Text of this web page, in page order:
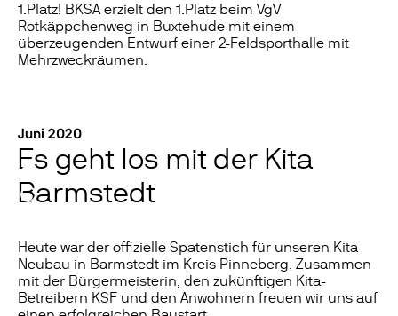
1.Platz! BKSA erzielt den 1.Platz beim VgV
Rotkäppchenweg in Buxtehude mit einem
überzeugenden Entwurf einer 2-Feldsporthalle mit
Mehrzweckräumen.
Juni 2020
Es geht los mit der Kita
Barmstedt
Heute war der offizielle Spatenstich für unseren Kita
Neubau in Barmstedt im Kreis Pinneberg. Zusammen
mit der Bürgermeisterin, den zukünftigen Kita-
Betreibern KSF und den Anwohnern freuen wir uns auf